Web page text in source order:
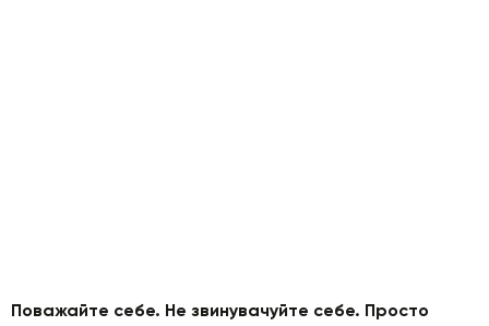
Поважайте себе. Не звинувачуйте себе. Просто